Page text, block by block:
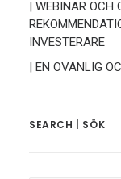
| WEBINAR OCH
INVESTERARE
| EN OVANLIG
SEARCH | SÖK